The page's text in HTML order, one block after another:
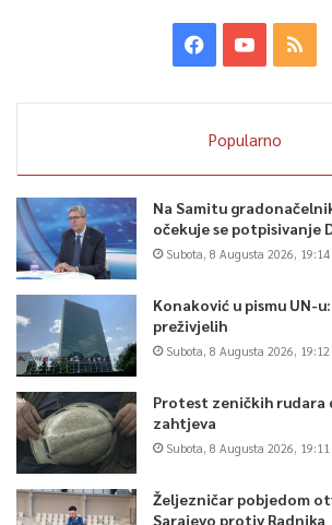
Popularno
Na Samitu
očekuje se potpisivanje
Subota, 8 Augusta 2026, 19:14
Konaković u pismu UN-
preživjelih
Subota, 8 Augusta 2026, 19:12
Protest zeničkih rudara
zahtjeva
Subota, 8 Augusta 2026, 19:11
Željezničar pobjedom
Sarajevo protiv Radnika